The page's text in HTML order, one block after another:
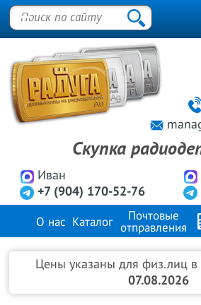
Иван
+7 (904) 170-52-76
Скупка
О нас Каталог
Почтовые
отправления
Продажа металлов
Цены указаны для физ.лиц
07.08.2026